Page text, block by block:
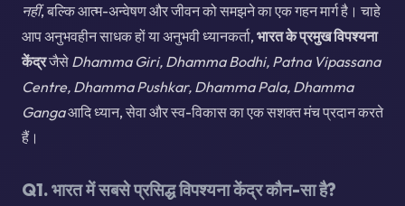
नहीं, बल्कि आत्म-अन्वेषण और जीवन को समझने का एक गहन मार्ग है। चाहे
आप अनुभवहीन साधक हों या अनुभवी ध्यानकर्ता, भारत के प्रमुख विपश्यना
केंद्रजैसे Dhamma Giri, Dhamma Bodhi, Patna Vipassana
Centre, Dhamma Pushkar, Dhamma Pala, Dhamma
Gangaआदि ध्यान, सेवा और स्व-विकास का एक सशक्त मंच प्रदान करते
हैं।
Q1. भारत में सबसे प्रसिद्ध विपश्यना केंद्र कौन-सा है?